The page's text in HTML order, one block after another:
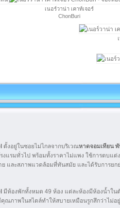
เนอร์วาน่า เคาท์เจอร์
ChonBuri
ตั้งอยู่ในซอยไม่ไกลจากบริเวณหาดจอมเทียน พั
แรมทั่วไป พร้อมทั้งราคาไม่แพง ใช้การตบแต่
และสภาพแวดล้อมที่ทันสมัย และได้รับการยก
มีห้องพักทั้งหมด 49 ห้อง แต่ละห้องมีห้องน้ำใน
ภาพในสไตล์ทำให้สบายเหมือนรูกสึกว่าไม่อยู่